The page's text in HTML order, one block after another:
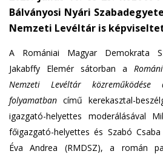
Bálványosi Nyári
Nemzeti Levéltár is
A Romániai Magyar Demokrata
Jakabffy Elemér sátorban a
Nemzeti Levéltár
folyamatban című kerekasztal-
igazgató-helyettes moderálásával
főigazgató-helyettes és Szabó
Éva Andrea (RMDSZ), a román